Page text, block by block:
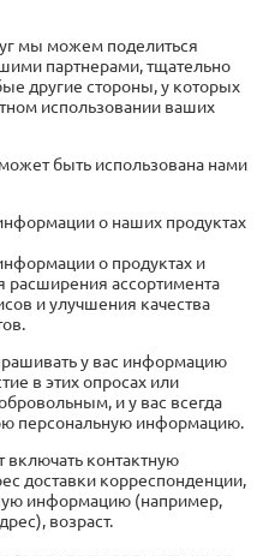
мы можем поделиться
партнерами, тщательно
другие стороны, у которых
использовании ваших
быть использована нами
о наших продуктах
о продуктах и
расширения ассортимента
и улучшения качества
у вас информацию
в этих опросах или
и у вас всегда
персональную ​​информацию.
контактную
доставки корреспонденции,
информацию (например,
возраст.